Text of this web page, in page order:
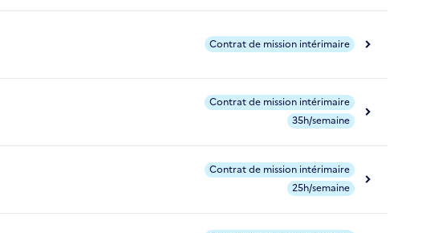
Contrat de mission intérimaire
Contrat de mission intérimaire
35h/semaine
Contrat de mission intérimaire
25h/semaine